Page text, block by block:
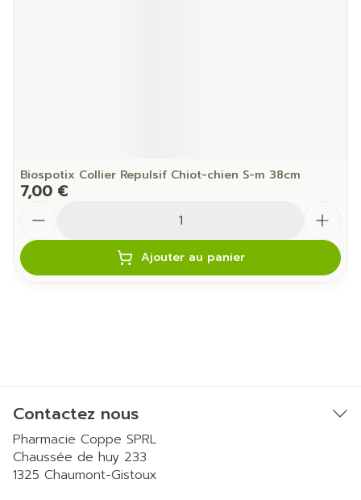
Biospotix Collier Repulsif Chiot-chien S-m 38cm
7,00 €
Ajouter au panier
Contactez nous
Pharmacie Coppe SPRL
Chaussée de huy 233
1325 Chaumont-Gistoux